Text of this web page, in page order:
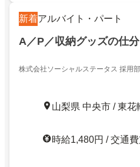
新着アルバイト・パート
A／P／収納グッズの仕
株式会社ソーシャルステータス 採用部
山梨県 中央市 / 東花
時給1,480円 / 交通